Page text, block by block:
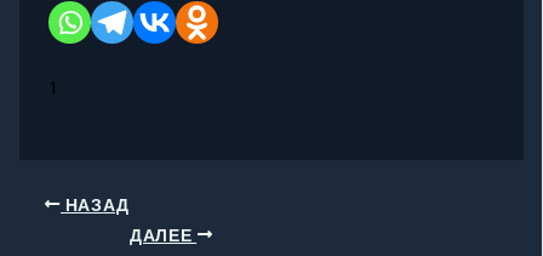
1
НАЗАД
ДАЛЕЕ